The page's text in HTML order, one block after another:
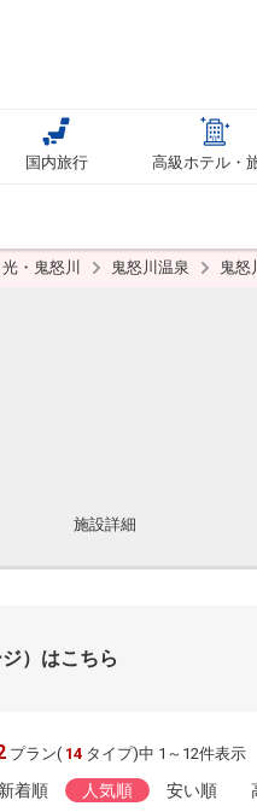
国内旅行 高級ホテル・
・鬼怒川 鬼怒川温泉 鬼怒
施設詳細
）はこちら
プラン( 14 タイプ)中 1～12件表示
着順 人気順 安い順